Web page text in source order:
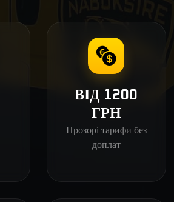
ВІД 1200
ГРН
Прозорі тарифи без
доплат